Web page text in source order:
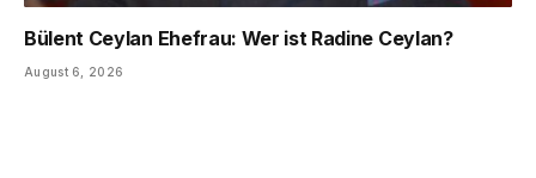
Bülent Ceylan Ehefrau: Wer ist Radine Ceylan?
August 6, 2026